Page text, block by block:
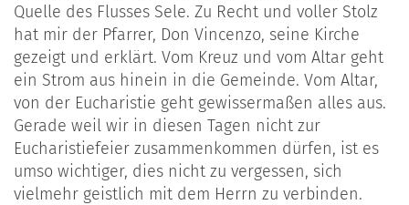
Quelle des Flusses Sele. Zu Recht und voller Stolz
hat mir der Pfarrer, Don Vincenzo, seine Kirche
gezeigt und erklärt. Vom Kreuz und vom Altar geht
ein Strom aus hinein in die Gemeinde. Vom Altar,
von der Eucharistie geht gewissermaßen alles aus.
Gerade weil wir in diesen Tagen nicht zur
Eucharistiefeier zusammenkommen dürfen, ist es
umso wichtiger, dies nicht zu vergessen, sich
vielmehr geistlich mit dem Herrn zu verbinden.